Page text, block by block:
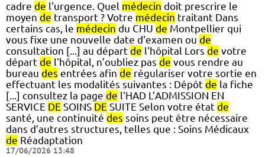
cadre de l'urgence. Quel médecin doit prescrire le
moyen de transport ? Votre médecin traitant Dans
certains cas, le médecin du CHU de Montpellier qui
vous fixe une nouvelle date d'examen ou de
consultation [...] au départ de l'hôpital Lors de votre
départ de l'hôpital, n’oubliez pas de vous rendre au
bureau des entrées afin de régulariser votre sortie en
effectuant les modalités suivantes : Dépôt de la fiche
[...] consultez la page de l'HAD L’ADMISSION EN
SERVICE DE SOINS DE SUITE Selon votre état de
santé, une continuité des soins peut être nécessaire
dans d’autres structures, telles que : Soins Médicaux
de Réadaptation
17/06/2026 13:48